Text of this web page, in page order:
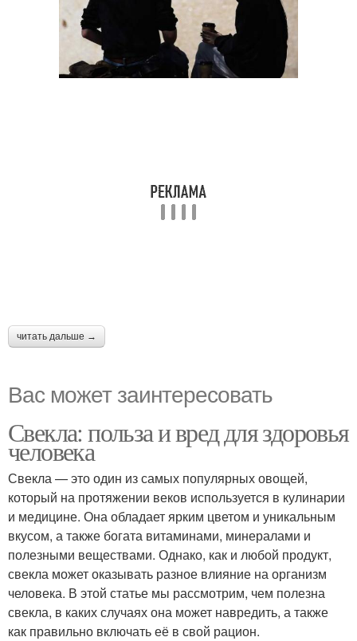
читать дальше →
Вас может заинтересовать
Свекла: польза и вред для здоровья
человека
Свекла — это один из самых популярных овощей,
который на протяжении веков используется в кулинарии
и медицине. Она обладает ярким цветом и уникальным
вкусом, а также богата витаминами, минералами и
полезными веществами. Однако, как и любой продукт,
свекла может оказывать разное влияние на организм
человека. В этой статье мы рассмотрим, чем полезна
свекла, в каких случаях она может навредить, а также
как правильно включать её в свой рацион.